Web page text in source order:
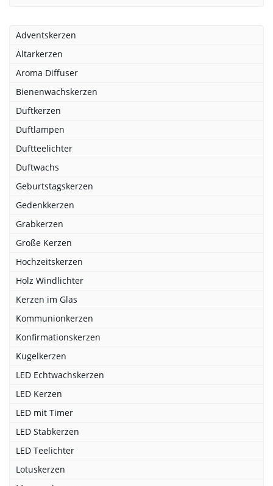
Adventskerzen
Altarkerzen
Aroma Diffuser
Bienenwachskerzen
Duftkerzen
Duftlampen
Duftteelichter
Duftwachs
Geburtstagskerzen
Gedenkkerzen
Grabkerzen
Große Kerzen
Hochzeitskerzen
Holz Windlichter
Kerzen im Glas
Kommunionkerzen
Konfirmationskerzen
Kugelkerzen
LED Echtwachskerzen
LED Kerzen
LED mit Timer
LED Stabkerzen
LED Teelichter
Lotuskerzen